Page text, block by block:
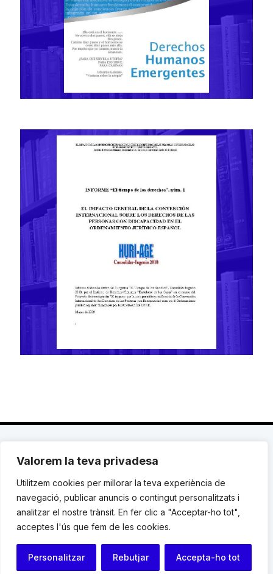
Valorem la teva privadesa
Utilitzem cookies per millorar la teva experiència de
navegació, publicar anuncis o contingut personalitzats i
analitzar el nostre trànsit. En fer clic a "Acceptar-ho tot",
acceptes l'ús que fem de les cookies.
Personalitzar Rebutjar Accepta-ho tot
C. Avinyó 44, 2n | 08002 Barcelona |
119 03 72|institut@idhc.org
© Institut de Drets Humans de Catalunya.
Avis legal|Cookies|Contacte
Programació web: Space Bits